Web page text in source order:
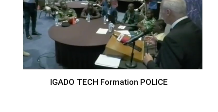
IGADO TECH Formation POLICE